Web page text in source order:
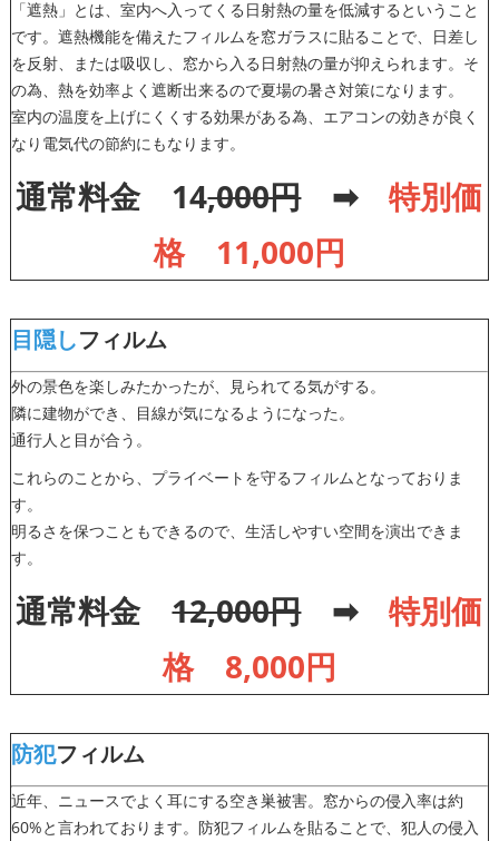
「遮熱」とは、室内へ入ってくる日射熱の量を低減するということ
です。遮熱機能を備えたフィルムを窓ガラスに貼ることで、日差し
を反射、または吸収し、窓から入る日射熱の量が抑えられます。そ
の為、熱を効率よく遮断出来るので夏場の暑さ対策になります。
室内の温度を上げにくくする効果がある為、エアコンの効きが良く
なり電気代の節約にもなります。
通常料金 14,000円➡
特別価
格 11,000円
目隠しフィルム
外の景色を楽しみたかったが、見られてる気がする。
隣に建物ができ、目線が気になるようになった。
通行人と目が合う。
これらのことから、プライベートを守るフィルムとなっておりま
す。
明るさを保つこともできるので、生活しやすい空間を演出できま
す。
通常料金12,000円➡
特別価
格 8,000円
防犯フィルム
近年、ニュースでよく耳にする空き巣被害。窓からの侵入率は約
60%と言われております。防犯フィルムを貼ることで、犯人の侵入